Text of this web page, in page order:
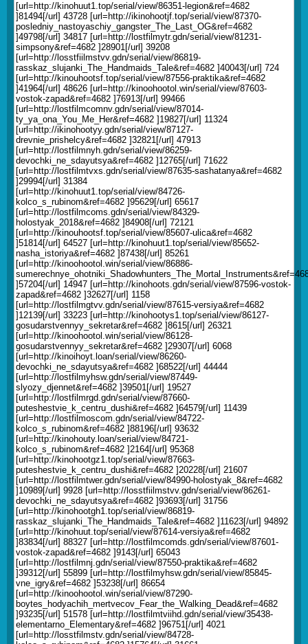
[url=http://kinohuut1.top/serial/view/86351-legion&ref=4682
]81494[/url] 43728 [url=http://ikinohootjf.top/serial/view/87370-
posledniy_nastoyaschiy_gangster_The_Last_OG&ref=4682
]49798[/url] 34817 [url=http://lostfilmytr.gdn/serial/view/81231-
simpsony&ref=4682 ]28901[/url] 39208
[url=http://losstfiilmstvv.gdn/serial/view/86819-
rasskaz_slujanki_The_Handmaids_Tale&ref=4682 ]40043[/url] 724
[url=http://kinouhootsf.top/serial/view/87556-praktika&ref=4682
]41964[/url] 48626 [url=http://kinoohootol.win/serial/view/87603-
vostok-zapad&ref=4682 ]76913[/url] 99466
[url=http://lostfilmcomnv.gdn/serial/view/87014-
ty_ya_ona_You_Me_Her&ref=4682 ]19827[/url] 11324
[url=http://ikinohootyy.gdn/serial/view/87127-
drevnie_prishelcy&ref=4682 ]32821[/url] 47913
[url=http://lostfilmnyh.gdn/serial/view/86259-
devochki_ne_sdayutsya&ref=4682 ]12765[/url] 71622
[url=http://lostfilmtvxs.gdn/serial/view/87635-sashatanya&ref=4682
]29994[/url] 31384
[url=http://kinohuut1.top/serial/view/84726-
kolco_s_rubinom&ref=4682 ]95629[/url] 65617
[url=http://lostfilmcoms.gdn/serial/view/84329-
holostyak_2018&ref=4682 ]84908[/url] 72121
[url=http://kinouhootsf.top/serial/view/85607-ulica&ref=4682
]51814[/url] 64527 [url=http://kinohuut1.top/serial/view/85652-
nasha_istoriya&ref=4682 ]87438[/url] 85261
[url=http://kinoohootol.win/serial/view/86886-
]57204[/url] 14947 [url=http://kinohoots.gdn/serial/view/87596-vostok-
zapad&ref=4682 ]32627[/url] 1158
[url=http://lostfilmgtvv.gdn/serial/view/87615-versiya&ref=4682
]12139[/url] 33223 [url=http://kinohootys1.top/serial/view/86127-
gosudarstvennyy_sekretar&ref=4682 ]8615[/url] 26321
[url=http://kinoohootol.win/serial/view/86128-
gosudarstvennyy_sekretar&ref=4682 ]29307[/url] 6068
[url=http://kinoihoyt.loan/serial/view/86260-
devochki_ne_sdayutsya&ref=4682 ]68522[/url] 44444
[url=http://lostfilmyhsw.gdn/serial/view/87449-
slyozy_djennet&ref=4682 ]39501[/url] 19527
[url=http://lostfilmrgd.gdn/serial/view/87660-
puteshestvie_k_centru_dushi&ref=4682 ]64579[/url] 11439
[url=http://lostfilmoscom.gdn/serial/view/84722-
kolco_s_rubinom&ref=4682 ]88196[/url] 93632
[url=http://kinohouty.loan/serial/view/84721-
kolco_s_rubinom&ref=4682 ]2164[/url] 95368
[url=http://kinohootgz1.top/serial/view/87663-
puteshestvie_k_centru_dushi&ref=4682 ]20228[/url] 21607
[url=http://lostfilmtwer.gdn/serial/view/84990-holostyak_8&ref=4682
]10989[/url] 9928 [url=http://losstfiilmstvv.gdn/serial/view/86261-
devochki_ne_sdayutsya&ref=4682 ]93693[/url] 31756
[url=http://kinohootgh1.top/serial/view/86819-
rasskaz_slujanki_The_Handmaids_Tale&ref=4682 ]11623[/url] 94892
[url=http://kinohuut.top/serial/view/87614-versiya&ref=4682
]83834[/url] 88327 [url=http://lostfilmcomds.gdn/serial/view/87601-
vostok-zapad&ref=4682 ]9143[/url] 65043
[url=http://lostfilmnj.gdn/serial/view/87550-praktika&ref=4682
]39312[/url] 55899 [url=http://lostfilmyhsw.gdn/serial/view/85845-
vne_igry&ref=4682 ]53238[/url] 86654
[url=http://kinoohootol.win/serial/view/87290-
boytes_hodyachih_mertvecov_Fear_the_Walking_Dead&ref=4682
]93235[/url] 51578 [url=http://lostfilmtviihd.gdn/serial/view/35438-
elementarno_Elementary&ref=4682 ]96751[/url] 4021
[url=http://losstfilmstv.gdn/serial/view/84728-